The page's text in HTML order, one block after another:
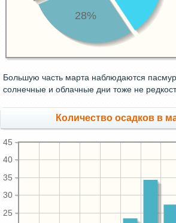
28%
Большую часть марта наблюдаются
солнечные и облачные дни тоже не
Количество осадков в
25
30
35
40
45